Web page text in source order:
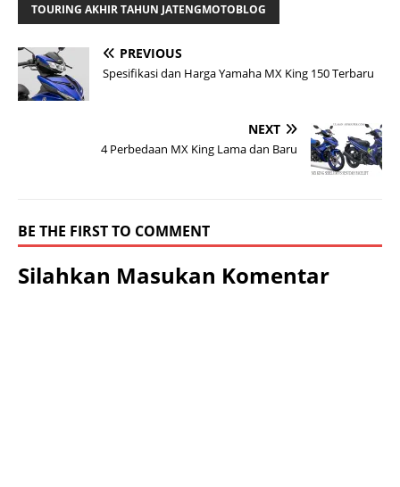
TOURING AKHIR TAHUN JATENGMOTOBLOG
PREVIOUS
Spesifikasi dan Harga Yamaha MX King 150 Terbaru
NEXT
4 Perbedaan MX King Lama dan Baru
BE THE FIRST TO COMMENT
Silahkan Masukan Komentar